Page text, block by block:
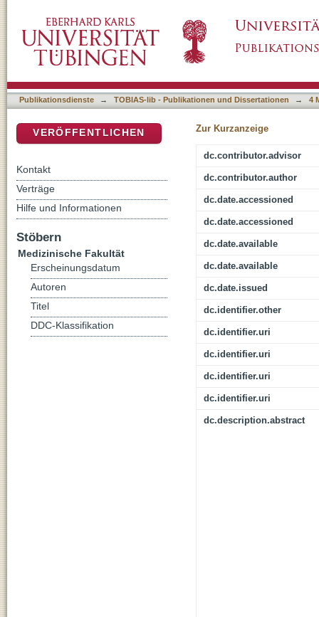
Schmerzen nach Strabismusoperationen
Publikationsdienste → TOBIAS-lib - Publikationen und Dissertationen → 4
Zur Kurzanzeige
dc.contributor.advisor
dc.contributor.author
dc.date.accessioned
dc.date.accessioned
dc.date.available
dc.date.available
dc.date.issued
dc.identifier.other
dc.identifier.uri
dc.identifier.uri
dc.identifier.uri
dc.identifier.uri
dc.description.abstract
VERÖFFENTLICHEN
Kontakt
Verträge
Hilfe und Informationen
Stöbern
Medizinische Fakultät
Erscheinungsdatum
Autoren
Titel
DDC-Klassifikation